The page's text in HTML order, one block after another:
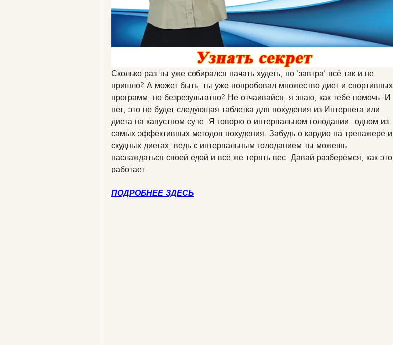
Сколько раз ты уже собирался начать худеть, но 'завтра' всё так и не
пришло? А может быть, ты уже попробовал множество диет и спортивных
программ, но безрезультатно? Не отчаивайся, я знаю, как тебе помочь! И
нет, это не будет следующая таблетка для похудения из Интернета или
диета на капустном супе. Я говорю о интервальном голодании - одном из
самых эффективных методов похудения. Забудь о кардио на тренажере и
скудных диетах, ведь с интервальным голоданием ты можешь
наслаждаться своей едой и всё же терять вес. Давай разберёмся, как это
работает!
ПОДРОБНЕЕ ЗДЕСЬ